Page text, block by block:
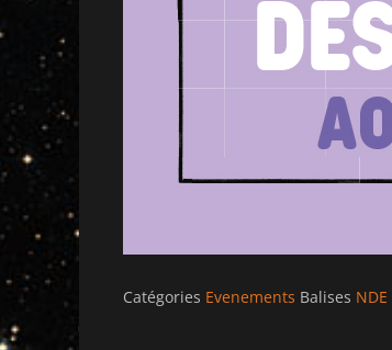
Catégories Evenements Balises